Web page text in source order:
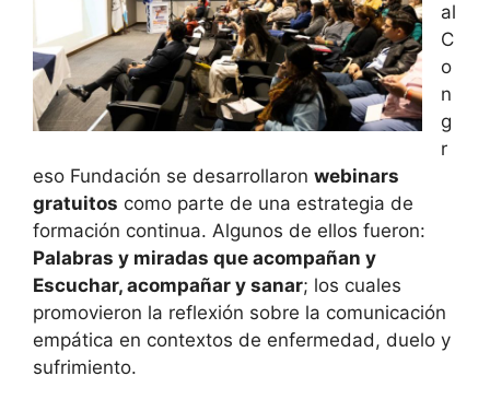
al
C
o
n
g
r
eso Fundación se desarrollaron webinars
gratuitos como parte de una estrategia de
formación continua. Algunos de ellos fueron:
Palabras y miradas que acompañan y
Escuchar, acompañar y sanar; los cuales
promovieron la reflexión sobre la comunicación
empática en contextos de enfermedad, duelo y
sufrimiento.